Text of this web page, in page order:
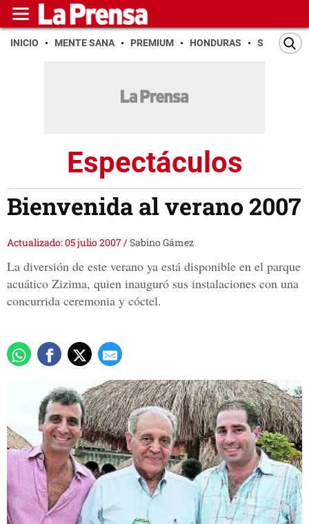
INICIO MENTE SANA PREMIUM HONDURAS SAN PEDRO
Espectáculos
Bienvenida al verano 2007
Actualizado: 05 julio 2007/Sabino Gámez
La diversión de este verano ya está disponible en el parque
acuático Zizima, quien inauguró sus instalaciones con una
concurrida ceremonia y cóctel.